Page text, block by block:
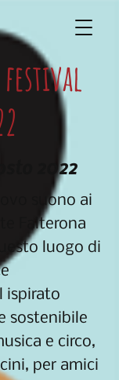
festival
2022
suono ai
Falterona
luogo di
ispirato
sostenibile
e circo,
per amici